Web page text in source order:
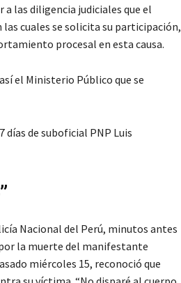
a las diligencia judiciales que el
cuales se solicita su participación,
procesal en esta causa.
el Ministerio Público que se
Nacional del Perú, minutos antes
la muerte del manifestante
miércoles 15, reconoció que